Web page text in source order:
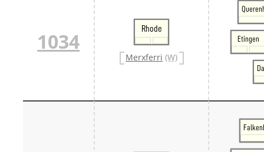
1034
Rhode
Merxferri (W)
Etingen